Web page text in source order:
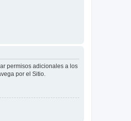
permisos adicionales a los
por el Sitio.